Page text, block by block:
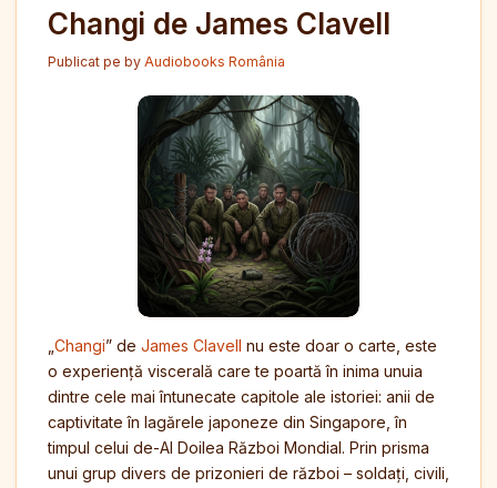
Changi de James Clavell
Publicat pe by Audiobooks România
Changi” de James Clavell nu este doar o carte, este
o experiență viscerală care te poartă în inima unuia
dintre cele mai întunecate capitole ale istoriei: anii de
captivitate în lagărele japoneze din Singapore, în
timpul celui de-Al Doilea Război Mondial. Prin prisma
unui grup divers de prizonieri de război – soldați, civili,